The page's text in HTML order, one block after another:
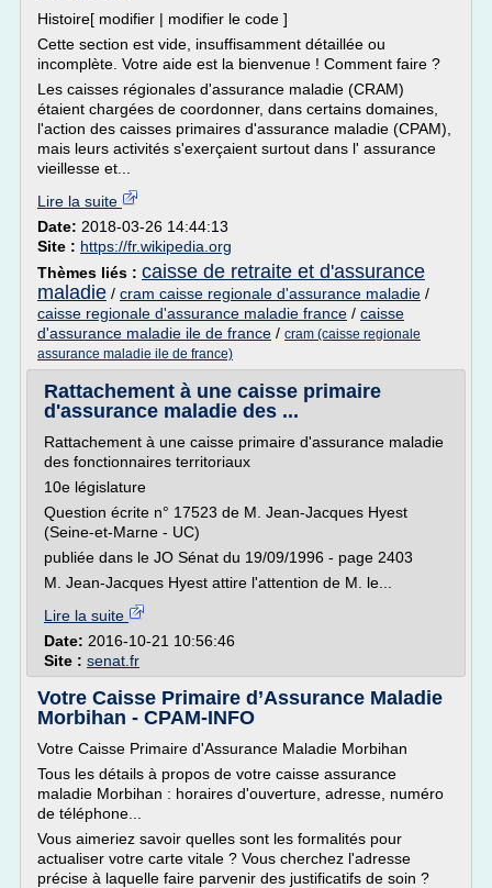
Histoire[ modifier | modifier le code ]
Cette section est vide, insuffisamment détaillée ou
incomplète. Votre aide est la bienvenue ! Comment faire ?
Les caisses régionales d'assurance maladie (CRAM)
étaient chargées de coordonner, dans certains domaines,
l'action des caisses primaires d'assurance maladie (CPAM),
mais leurs activités s'exerçaient surtout dans l' assurance
vieillesse et...
Lire la suite
Date: 2018-03-26 14:44:13
Site : https://fr.wikipedia.org
Thèmes liés : caisse de retraite et d'assurance
maladie / cram caisse regionale d'assurance maladie /
caisse regionale d'assurance maladie france / caisse
d'assurance maladie ile de france / cram (caisse regionale
assurance maladie ile de france)
Rattachement à une caisse primaire
d'assurance maladie des ...
Rattachement à une caisse primaire d'assurance maladie
des fonctionnaires territoriaux
10e législature
Question écrite n° 17523 de M. Jean-Jacques Hyest
(Seine-et-Marne - UC)
publiée dans le JO Sénat du 19/09/1996 - page 2403
M. Jean-Jacques Hyest attire l'attention de M. le...
Lire la suite
Date: 2016-10-21 10:56:46
Site : senat.fr
Votre Caisse Primaire d’Assurance Maladie
Morbihan - CPAM-INFO
Votre Caisse Primaire d'Assurance Maladie Morbihan
Tous les détails à propos de votre caisse assurance
maladie Morbihan : horaires d'ouverture, adresse, numéro
de téléphone...
Vous aimeriez savoir quelles sont les formalités pour
actualiser votre carte vitale ? Vous cherchez l'adresse
précise à laquelle faire parvenir des justificatifs de soin ?